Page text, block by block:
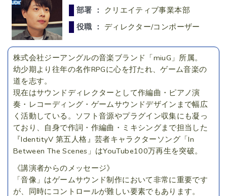
部署 ：
クリエイティブ事業本部
役職 ： ディレクター/コンポーザー
株式会社ジーアングルの音楽ブランド「miuG」所属。
幼少期より往年の名作RPGに心を打たれ、ゲーム音楽の
道を志す。
現在はサウンドディレクターとして作編曲・ピアノ演
奏・レコーディング・ゲームサウンドデザインまで幅広
く活動している。 ソフト音源やプラグイン収集にも凝っ
ており、自身で作詞・作編曲・ミキシングまで担当した
『IdentityV 第五人格』芸者キャラクターソング「In
Between The Scenes」はYouTube100万再生を突破。
《講演者からのメッセージ》
「音像」はゲームサウンド制作において非常に重要です
が、同時にコントロールが難しい要素でもあります。